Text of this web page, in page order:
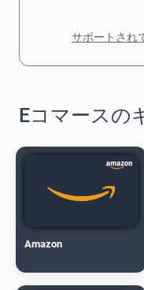
サポートされ
Eコマースの
Amazon